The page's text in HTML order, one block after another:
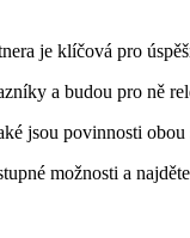
je klíčová pro
a budou pro ně
jsou povinnosti obou
možnosti a